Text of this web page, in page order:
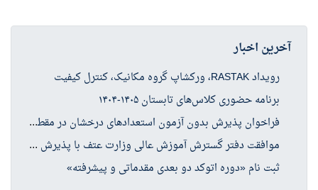
آخرین اخبار
رویداد RASTAK، ورکشاپ گروه مکانیک، کنترل کیفیت
برنامه حضوری کلاس‌های تابستان ۱۴۰۵-۱۴۰۴
فرا
خوان پذیرش بدون آزمون استعدادهای درخشان در مقطع کارشناسی ارشد سال تحصیلی ۱۴۰۶-۱۴۰۵
موا
فقت دفتر گسترش آموزش عالی وزارت عتف با پذیرش دانشجو در چهار رشته کارشناسی ارشد حوزه علوم انسانی
ثبت نام «دوره اتوکد دو بعدی مقدماتی و پیشرفته»